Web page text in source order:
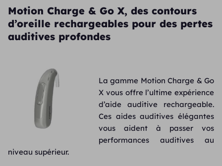
Motion Charge & Go X, des contours
d’oreille rechargeables pour des pertes
auditives profondes
La gamme Motion Charge & Go
X vous offre l’ultime expérience
d’aide auditive rechargeable.
Ces aides auditives élégantes
vous aident à passer vos
performances auditives au
niveau supérieur.